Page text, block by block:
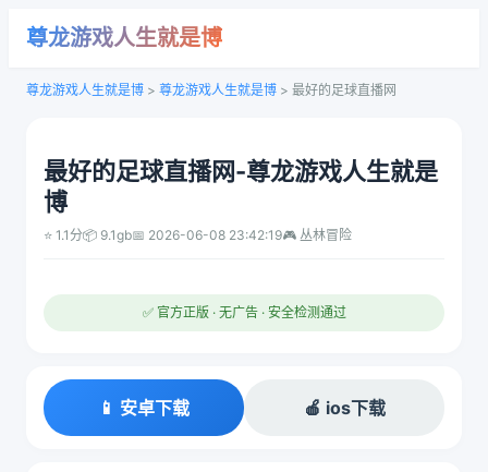
尊龙游戏人生就是博
尊龙游戏人生就是博 > 尊龙游戏人生就是博 > 最好的足球直播网
最好的足球直播网-尊龙游戏人生就是
博
⭐ 1.1分📦 9.1gb📅 2026-06-08 23:42:19🎮 丛林冒险
✅ 官方正版 · 无广告 · 安全检测通过
📱 安卓下载 🍎 ios下载